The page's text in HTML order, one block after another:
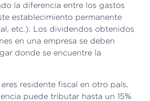
la diferencia entre los gastos
establecimiento permanente
etc.). Los dividendos obtenidos
en una empresa se deben
donde se encuentre la
residente fiscal en otro país,
puede tributar hasta un 15%